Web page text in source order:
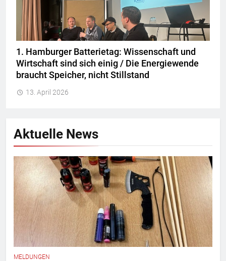
1. Hamburger Batterietag: Wissenschaft und
Wirtschaft sind sich einig / Die Energiewende
braucht Speicher, nicht Stillstand
13. April 2026
Aktuelle News
MELDUNGEN